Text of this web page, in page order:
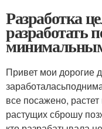
Разработка
разработать
Привет мои дорогие
все посажено,
растущих сброшу